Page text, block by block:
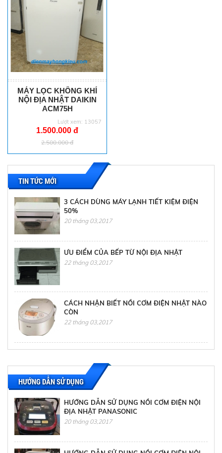
MÁY LỌC KHÔNG KHÍ
NỘI ĐỊA NHẬT DAIKIN
ACM75H
Lượt xem: 13057
1.500.000 đ
2.500.000 đ
TIN TỨC MỚI
3 CÁCH DÙNG MÁY LẠNH TIẾT KIỆM ĐIỆN
50%
20 tháng 03,2017
ƯU ĐIỂM CỦA BẾP TỪ NỘI ĐỊA NHẬT
22 tháng 03,2017
CÁCH NHẬN BIẾT NỒI CƠM ĐIỆN NHẬT NÀO
CÒN
22 tháng 03,2017
22 tháng 03,2017
HƯỚNG DẪN SỬ DỤNG
HƯỚNG DẪN SỬ DỤNG NỒI CƠM ĐIỆN NỘI
ĐỊA NHẬT PANASONIC
20 tháng 03,2017